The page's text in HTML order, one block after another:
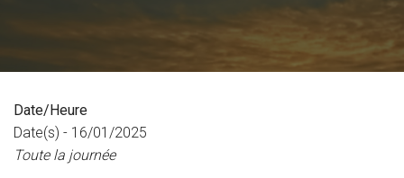
Date/Heure
Date(s) - 16/01/2025
Toute la journée